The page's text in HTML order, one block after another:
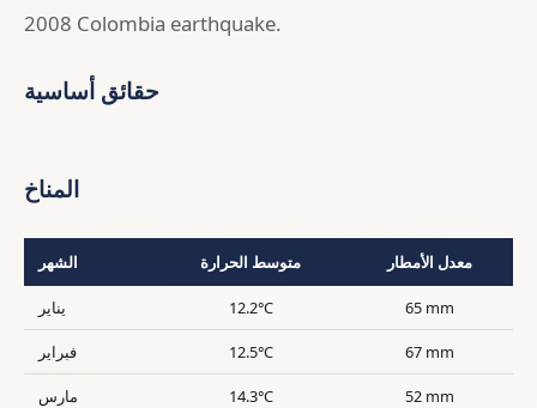
2008 Colombia earthquake.
حقائق أساسية
المناخ
الشهر متوسط الحرارة معدل الأمطار
يناير 12.2°C 65 mm
فبراير 12.5°C 67 mm
مارس 14.3°C 52 mm